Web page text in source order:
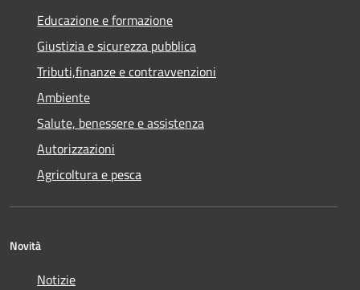
Educazione e formazione
Giustizia e sicurezza pubblica
Tributi,finanze e contravvenzioni
Ambiente
Salute, benessere e assistenza
Autorizzazioni
Agricoltura e pesca
Novità
Notizie